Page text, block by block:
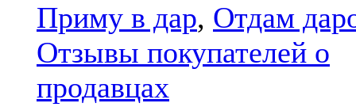
Приму в дар, Отдам
Отзывы покупателей о
продавцах